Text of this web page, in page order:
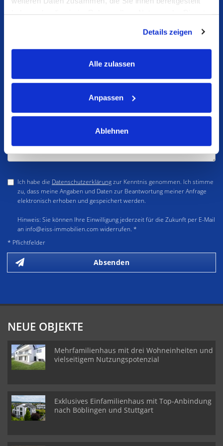
Details zeigen
Alle zulassen
Anpassen
Ablehnen
Ich habe die Datenschutzerklärungzur Kenntnis genommen. Ich stimme
zu, dass meine Angaben und Daten zur Beantwortung meiner Anfrage
elektronisch erhoben und gespeichert werden.
Hinweis: Sie können Ihre Einwilligung jederzeit für die Zukunft per E-Mail
an info@eiss-immobilien.com widerrufen. *
* Pflichtfelder
Absenden
NEUE OBJEKTE
Mehrfamilienhaus mit drei Wohneinheiten und
vielseitigem Nutzungspotenzial
Exklusives Einfamilienhaus mit Top-Anbindung
nach Böblingen und Stuttgart